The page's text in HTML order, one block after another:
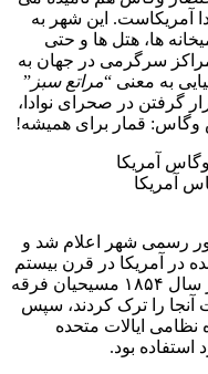
آمریکاست. این شهر به
ها، هتل ها و حتی
سرگرمی در جهان به
به معنی “مراتع سبز ”
گرفتن در صحرای نوادا،
قمار برای همیشه!
آمریکا
میلادی به طور رسمی شهر اعلام شد و
در آمریکا در قرن بیستم
را داراست. نخستین ساکنان این شهر در سال ۱۸۵۴ مسیحیان فرقه
را ترک کردند، سپس
نظامی ایالات متحده